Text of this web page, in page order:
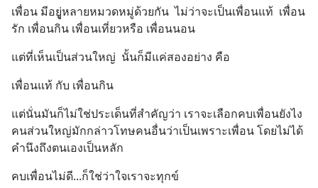
เพื่อน มีอยูู่หลายหมวดหมู่ด้วยกัน  ไม่ว่าจะเป็นเพื่อนแท้  เพื่อน
รัก เพื่อนกิน เพื่อนเที่ยวหรือ เพื่อนนอน
แต่ที่เห็นเป็นส่วนใหญ่  นั้นก็มีแค่สองอย่าง คือ
เพื่อนแท้ กับ เพื่อนกิน
แต่นั่นมันก็ไม่ใช่ประเด็นที่สำคัญว่า เราจะเลือกคบเพื่อนยังไง
คนส่วนใหญ่มักกล่าวโทษคนอื่นว่าเป็นเพราะเพื่อน โดยไม่ได้
คำนึงถึงตนเองเป็นหลัก
คบเพื่อนไม่ดี...ก็ใช่ว่าใจเราจะทุกข์